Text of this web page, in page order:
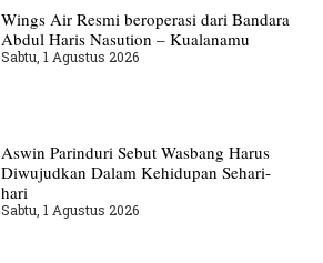
Wings Air Resmi beroperasi dari Bandara
Abdul Haris Nasution – Kualanamu
Sabtu, 1 Agustus 2026
Aswin Parinduri Sebut Wasbang Harus
Diwujudkan Dalam Kehidupan Sehari-
hari
Sabtu, 1 Agustus 2026